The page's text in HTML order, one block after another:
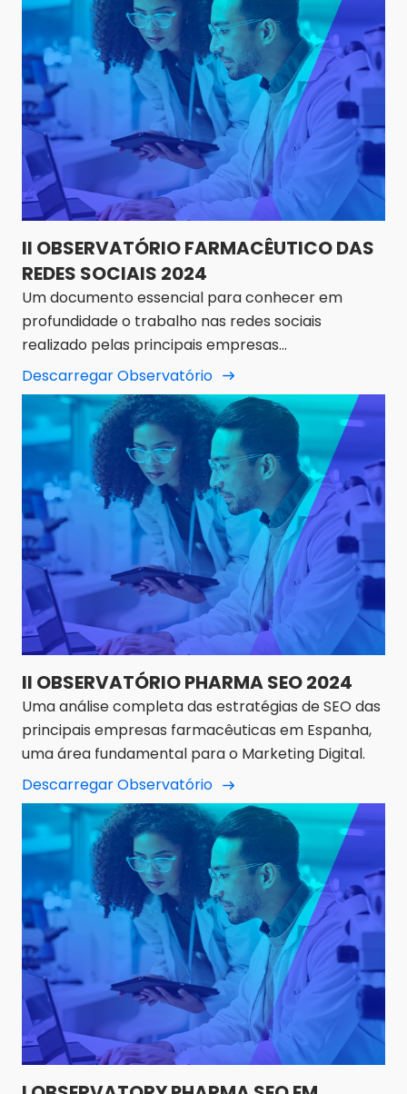
II OBSERVATÓRIO FARMACÊUTICO DAS
REDES SOCIAIS 2024
Um documento essencial para conhecer em
profundidade o trabalho nas redes sociais
realizado pelas principais empresas
farmacêuticas em Espanha, com casos de
utilização, rankings de avaliação, tendências e
muito mais.
Descarregar Observatório
II OBSERVATÓRIO PHARMA SEO 2024
Uma análise completa das estratégias de SEO das
principais empresas farmacêuticas em Espanha,
uma área fundamental para o Marketing Digital.
Descarregar Observatório